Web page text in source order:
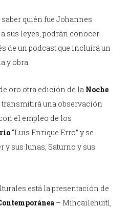
quién fue Johannes
sus leyes, podrán conocer
de un podcast que incluirá un
y obra.
oro otra edición de la Noche
transmitirá una observación
el empleo de los
“Luis Enrique Erro” y se
y sus lunas, Saturno y sus
está la presentación de
– Mihcailehuitl,